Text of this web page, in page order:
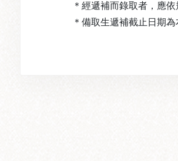
＊經遞補而錄取者，應
＊備取生遞補截止日期